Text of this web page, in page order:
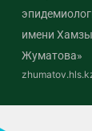
имени Хамзы
Жуматова»